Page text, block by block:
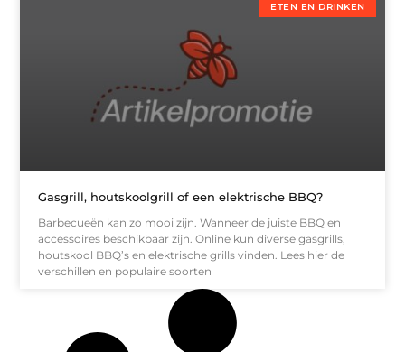
ETEN EN DRINKEN
Gasgrill, houtskoolgrill of een elektrische BBQ?
Barbecueën kan zo mooi zijn. Wanneer de juiste BBQ en
accessoires beschikbaar zijn. Online kun diverse gasgrills,
houtskool BBQ’s en elektrische grills vinden. Lees hier de
verschillen en populaire soorten